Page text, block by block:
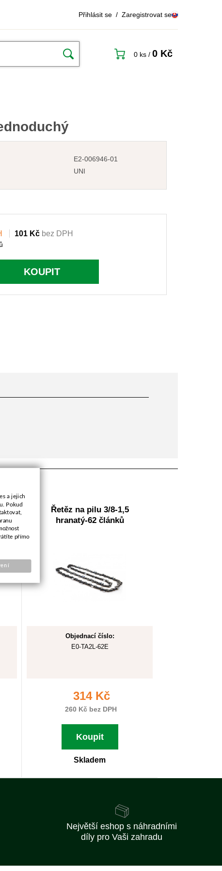
Přihlásit se / Zaregistrovat se
0 ks / 0 Kč
E2-006946-01
UNI
101 Kč bez DPH
KOUPIT
Řetěz na pilu 3/8-1,5
hranatý-62 článků
Objednací číslo:
E0-TA2L-62E
314 Kč
260 Kč bez DPH
Koupit
Skladem
Největší eshop s náhradními
díly pro Vaši zahradu
a jejich
Pokud
přímo